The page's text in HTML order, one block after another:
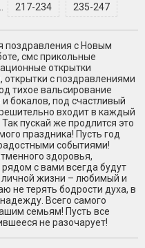
217-234 235-247
поздравления с Новым
смс прикольные
открытки
открытки с поздравлениями
тихое вальсирование
бокалов, под счастливый
входит в каждый
пускай же продлится это
праздника! Пусть год
событиями!
здоровья,
с вами всегда будут
личной жизни – любимый и
не терять бодрости духа, в
Всего самого
семьям! Пусть все
не разочарует!